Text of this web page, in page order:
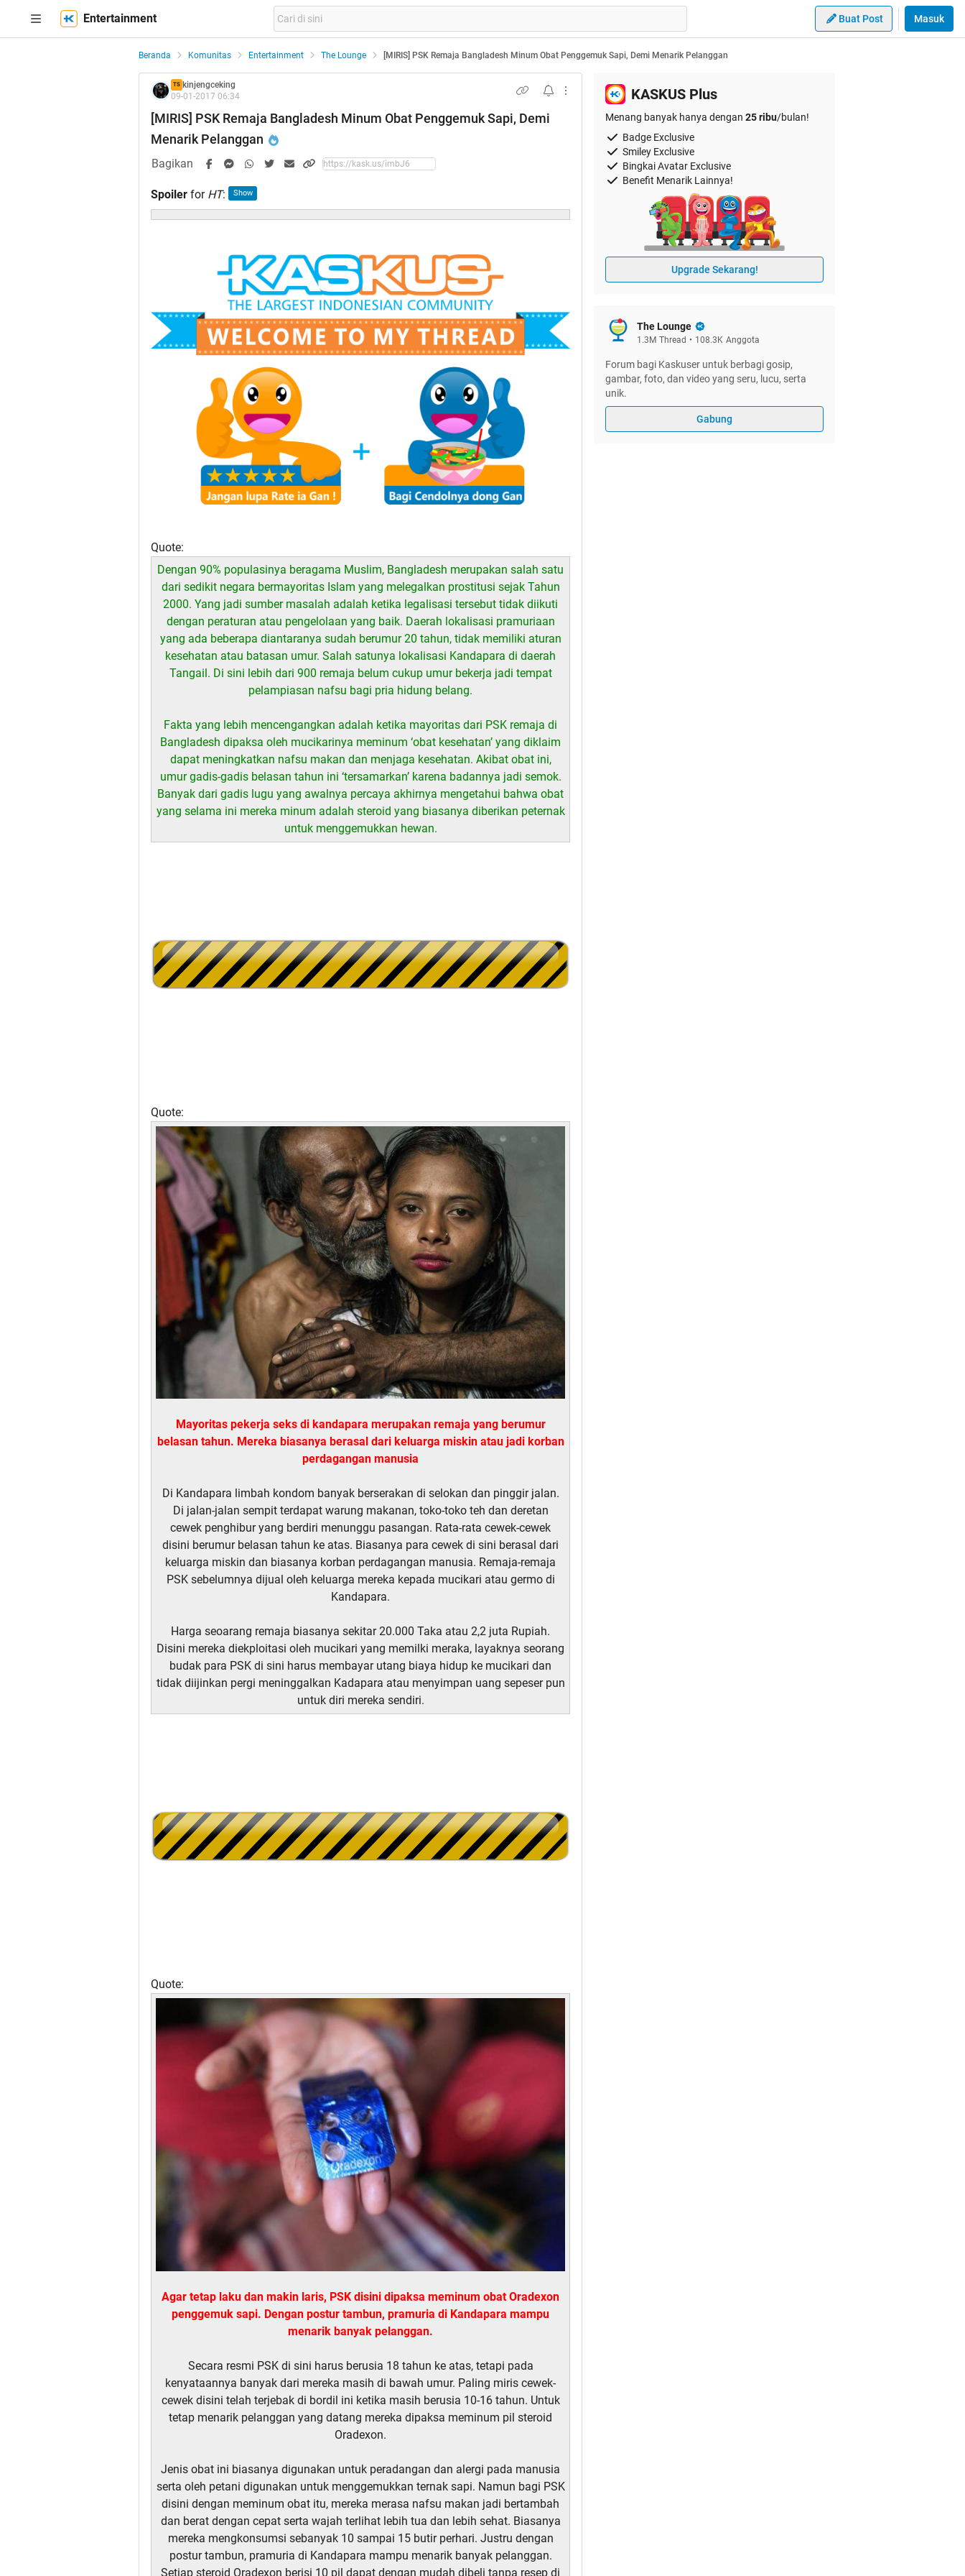
Entertainment Buat Post Masuk
Beranda Komunitas Entertainment The Lounge [MIRIS] PSK Remaja Bangladesh Minum Obat Penggemuk Sapi, Demi Menarik Pelanggan
TS kinjengceking
09-01-2017 06:34
[MIRIS] PSK Remaja Bangladesh Minum Obat Penggemuk Sapi, Demi
Menarik Pelanggan
Bagikan
Spoiler for HT:
Quote:
Dengan 90% populasinya beragama Muslim, Bangladesh merupakan salah satu
dari sedikit negara bermayoritas Islam yang melegalkan prostitusi sejak Tahun
2000. Yang jadi sumber masalah adalah ketika legalisasi tersebut tidak diikuti
dengan peraturan atau pengelolaan yang baik. Daerah lokalisasi pramuriaan
yang ada beberapa diantaranya sudah berumur 20 tahun, tidak memiliki aturan
kesehatan atau batasan umur. Salah satunya lokalisasi Kandapara di daerah
Tangail. Di sini lebih dari 900 remaja belum cukup umur bekerja jadi tempat
pelampiasan nafsu bagi pria hidung belang.
Fakta yang lebih mencengangkan adalah ketika mayoritas dari PSK remaja di
Bangladesh dipaksa oleh mucikarinya meminum ‘obat kesehatan’ yang diklaim
dapat meningkatkan nafsu makan dan menjaga kesehatan. Akibat obat ini,
umur gadis-gadis belasan tahun ini ‘tersamarkan’ karena badannya jadi semok.
Banyak dari gadis lugu yang awalnya percaya akhirnya mengetahui bahwa obat
yang selama ini mereka minum adalah steroid yang biasanya diberikan peternak
untuk menggemukkan hewan.
Quote:
Mayoritas pekerja seks di kandapara merupakan remaja yang berumur
belasan tahun. Mereka biasanya berasal dari keluarga miskin atau jadi korban
perdagangan manusia
Di Kandapara limbah kondom banyak berserakan di selokan dan pinggir jalan.
Di jalan-jalan sempit terdapat warung makanan, toko-toko teh dan deretan
cewek penghibur yang berdiri menunggu pasangan. Rata-rata cewek-cewek
disini berumur belasan tahun ke atas. Biasanya para cewek di sini berasal dari
keluarga miskin dan biasanya korban perdagangan manusia. Remaja-remaja
PSK sebelumnya dijual oleh keluarga mereka kepada mucikari atau germo di
Kandapara.
Harga seoarang remaja biasanya sekitar 20.000 Taka atau 2,2 juta Rupiah.
Disini mereka diekploitasi oleh mucikari yang memilki meraka, layaknya seorang
budak para PSK di sini harus membayar utang biaya hidup ke mucikari dan
tidak diijinkan pergi meninggalkan Kadapara atau menyimpan uang sepeser pun
untuk diri mereka sendiri.
Quote:
Agar tetap laku dan makin laris, PSK disini dipaksa meminum obat Oradexon
penggemuk sapi. Dengan postur tambun, pramuria di Kandapara mampu
menarik banyak pelanggan.
Secara resmi PSK di sini harus berusia 18 tahun ke atas, tetapi pada
kenyataannya banyak dari mereka masih di bawah umur. Paling miris cewek-
cewek disini telah terjebak di bordil ini ketika masih berusia 10-16 tahun. Untuk
tetap menarik pelanggan yang datang mereka dipaksa meminum pil steroid
Oradexon.
Jenis obat ini biasanya digunakan untuk peradangan dan alergi pada manusia
serta oleh petani digunakan untuk menggemukkan ternak sapi. Namun bagi PSK
disini dengan meminum obat itu, mereka merasa nafsu makan jadi bertambah
dan berat dengan cepat serta wajah terlihat lebih tua dan lebih sehat. Biasanya
mereka mengkonsumsi sebanyak 10 sampai 15 butir perhari. Justru dengan
postur tambun, pramuria di Kandapara mampu menarik banyak pelanggan.
Setiap steroid Oradexon berisi 10 pil dapat dengan mudah dibeli tanpa resep di
KASKUS Plus
Menang banyak hanya dengan 25 ribu/bulan!
Badge Exclusive
Smiley Exclusive
Bingkai Avatar Exclusive
Benefit Menarik Lainnya!
Upgrade Sekarang!
The Lounge
1.3M Thread • 108.3K Anggota
Forum bagi Kaskuser untuk berbagi gosip,
gambar, foto, dan video yang seru, lucu, serta
unik.
Gabung